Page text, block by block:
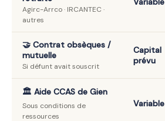
Agirc-Arrco · IRCANTEC ·
autres
🤝 Contrat obsèques /
mutuelle
Si défunt avait souscrit
Capital
prévu
🏛️ Aide CCAS de Gien
Sous conditions de
ressources
Variable